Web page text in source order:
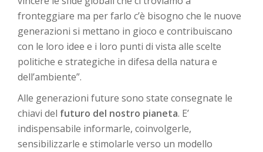
fronteggiare ma per farlo c’è bisogno che le nuove
generazioni si mettano in gioco e contribuiscano
con le loro idee e i loro punti di vista alle scelte
politiche e strategiche in difesa della natura e
dell’ambiente”.
Alle generazioni future sono state consegnate le
chiavi del futuro del nostro pianeta. E’
indispensabile informarle, coinvolgerle,
sensibilizzarle e stimolarle verso un modello